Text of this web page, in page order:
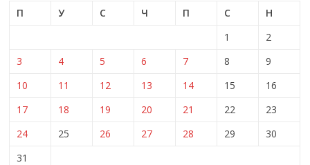
П
У С Ч П С
Н
1
2
3
4 5 6 7 8
9
10
11 12 13 14 15
16
17
18 19 20 21 22
23
24
25 26 27 28 29
30
31